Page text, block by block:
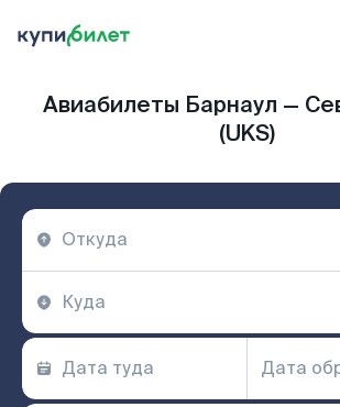
Авиабилеты Барнаул —
(UKS)